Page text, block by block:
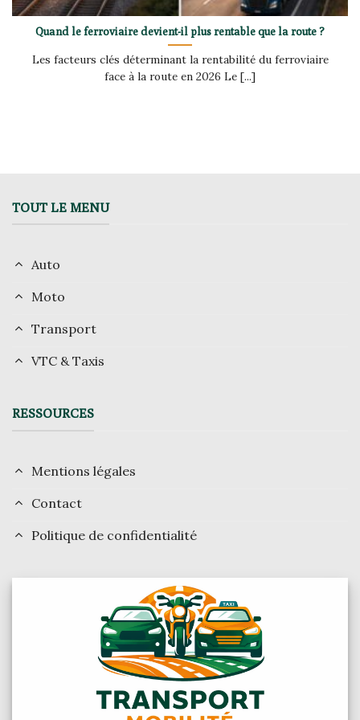
Quand le ferroviaire devient-il plus rentable que la route ?
Les facteurs clés déterminant la rentabilité du ferroviaire
face à la route en 2026 Le [...]
TOUT LE MENU
Auto
Moto
Transport
VTC & Taxis
RESSOURCES
Mentions légales
Contact
Politique de confidentialité